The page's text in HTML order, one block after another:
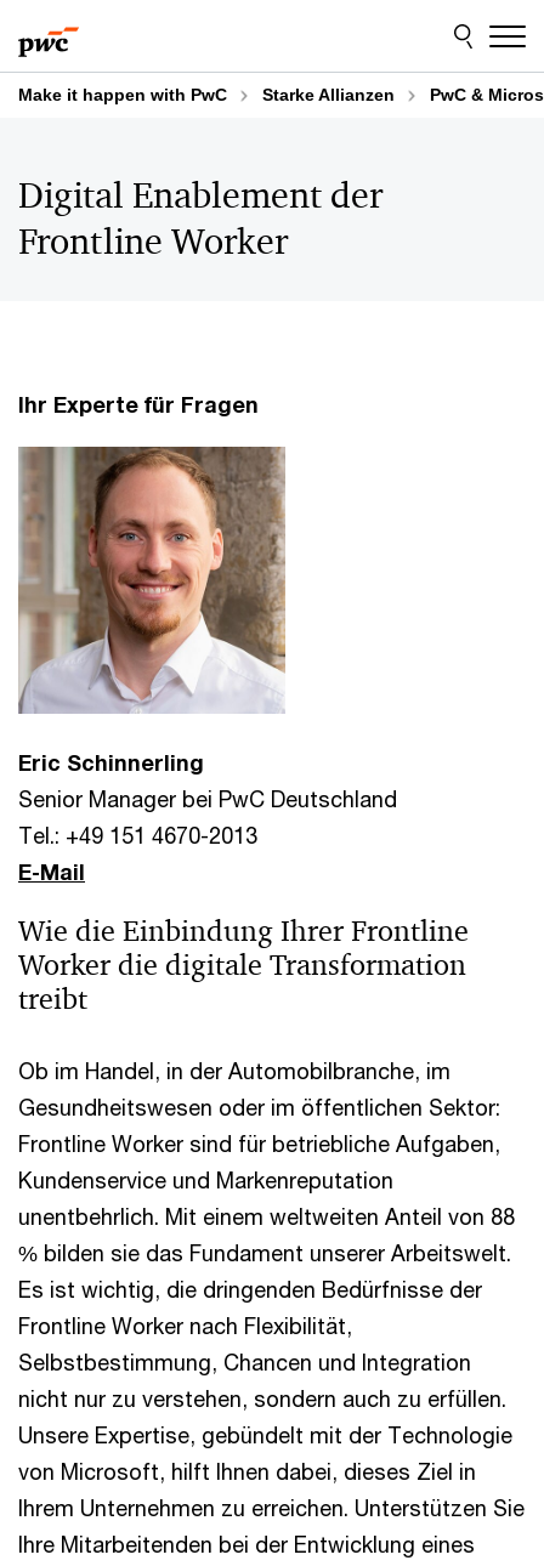
to
content
to
footer
Make it happen with PwC Starke Allianzen PwC &
Digital Enablement der
Frontline Worker
Ihr Experte für Fragen
Eric Schinnerling
Senior Manager bei PwC Deutschland
Tel.: +49 151 4670-2013
E-Mail
Wie die Einbindung Ihrer Frontline
Worker die digitale Transformation
treibt
Ob im Handel, in der Automobilbranche, im
Gesundheitswesen oder im öffentlichen Sektor:
Frontline Worker sind für betriebliche Aufgaben,
Kundenservice und Markenreputation
unentbehrlich. Mit einem weltweiten Anteil von 88
% bilden sie das Fundament unserer Arbeitswelt.
Es ist wichtig, die dringenden Bedürfnisse der
Frontline Worker nach Flexibilität,
Selbstbestimmung, Chancen und Integration
nicht nur zu verstehen, sondern auch zu erfüllen.
Unsere Expertise, gebündelt mit der Technologie
von Microsoft, hilft Ihnen dabei, dieses Ziel in
Ihrem Unternehmen zu erreichen. Unterstützen Sie
Ihre Mitarbeitenden bei der Entwicklung eines